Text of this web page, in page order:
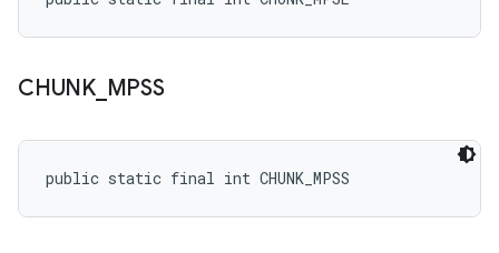
CHUNK_ MPSS
public static final int CHUNK_MPSS